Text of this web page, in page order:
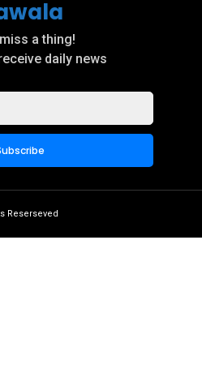
a thing!
daily news
Reserseved